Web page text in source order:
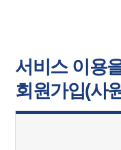
서비스 이용
회원가입(사